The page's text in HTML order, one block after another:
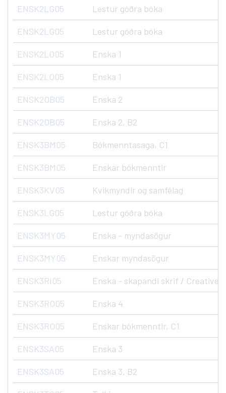
ENSK2LG05 Lestur góðra bóka
ENSK2LG05 Lestur góðra bóka
ENSK2LO05 Enska 1
ENSK2LO05 Enska 1
ENSK2OB05 Enska 2
ENSK2OB05 Enska 2, B2
ENSK3BM05 Bókmenntasaga, C1
ENSK3BM05 Enskar bókmenntir
ENSK3KV05 Kvikmyndir og samfélag
ENSK3LG05 Lestur góðra bóka
ENSK3MY05 Enska - myndasögur
ENSK3MY05 Enskar myndasögur
ENSK3RI05 Enska - skapandi skrif / Creative
ENSK3RO05 Enska 4
ENSK3RO05 Enskar bókmenntir, C1
ENSK3SA05 Enska 3
ENSK3SA05 Enska 3, B2